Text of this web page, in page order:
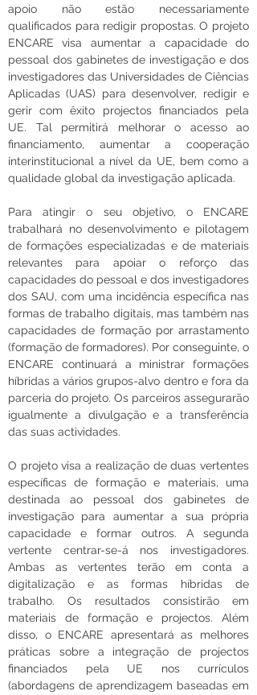
apoio não estão necessariamente
qualificados para redigir propostas. O projeto
ENCARE visa aumentar a capacidade do
pessoal dos gabinetes de investigação e dos
investigadores das Universidades de Ciências
Aplicadas (UAS) para desenvolver, redigir e
gerir com êxito projectos financiados pela
UE. Tal permitirá melhorar o acesso ao
financiamento, aumentar a cooperação
interinstitucional a nível da UE, bem como a
qualidade global da investigação aplicada.
Para atingir o seu objetivo, o ENCARE
trabalhará no desenvolvimento e pilotagem
de formações especializadas e de materiais
relevantes para apoiar o reforço das
capacidades do pessoal e dos investigadores
dos SAU, com uma incidência específica nas
formas de trabalho digitais, mas também nas
capacidades de formação por arrastamento
(formação de formadores). Por conseguinte, o
ENCARE continuará a ministrar formações
híbridas a vários grupos-alvo dentro e fora da
parceria do projeto. Os parceiros assegurarão
igualmente a divulgação e a transferência
das suas actividades.
O projeto visa a realização de duas vertentes
específicas de formação e materiais, uma
destinada ao pessoal dos gabinetes de
investigação para aumentar a sua própria
capacidade e formar outros. A segunda
vertente centrar-se-á nos investigadores.
Ambas as vertentes terão em conta a
digitalização e as formas híbridas de
trabalho. Os resultados consistirão em
materiais de formação e projectos. Além
disso, o ENCARE apresentará as melhores
práticas sobre a integração de projectos
financiados pela UE nos currículos
(abordagens de aprendizagem baseadas em